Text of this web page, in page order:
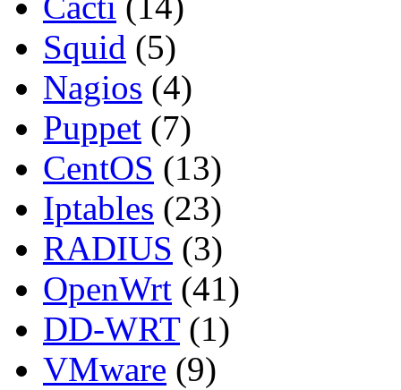
Squid (5)
Nagios (4)
Puppet (7)
CentOS (13)
Iptables (23)
RADIUS (3)
OpenWrt (41)
DD-WRT(1)
VMware (9)